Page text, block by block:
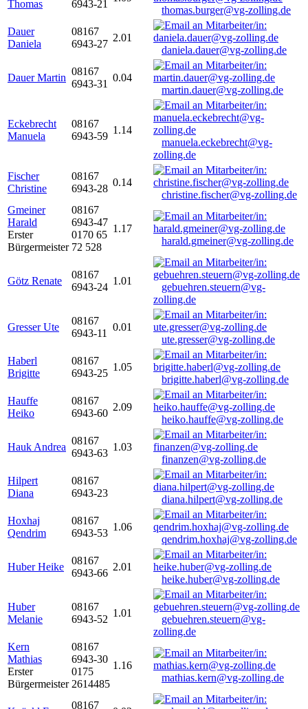
Thomas
6943-21
thomas.burger@vg-zolling.de
Dauer
Daniela
08167
6943-27
2.01
daniela.dauer@vg-zolling.de
Dauer Martin
08167
6943-31
0.04
martin.dauer@vg-zolling.de
Eckebrecht
Manuela
08167
6943-59
1.14
manuela.eckebrecht@vg-
zolling.de
Fischer
Christine
08167
6943-28
0.14
christine.fischer@vg-zolling.de
Gmeiner
Harald
Erster
Bürgermeister
08167
6943-47
0170 65
72 528
1.17
harald.gmeiner@vg-zolling.de
Götz Renate
08167
6943-24
1.01
gebuehren.steuern@vg-
zolling.de
Gresser Ute
08167
6943-11
0.01
ute.gresser@vg-zolling.de
Haberl
Brigitte
08167
6943-25
1.05
brigitte.haberl@vg-zolling.de
Hauffe
Heiko
08167
6943-60
2.09
heiko.hauffe@vg-zolling.de
Hauk Andrea
08167
6943-63
1.03
finanzen@vg-zolling.de
Hilpert
Diana
08167
6943-23
diana.hilpert@vg-zolling.de
Hoxhaj
Qendrim
08167
6943-53
1.06
qendrim.hoxhaj@vg-zolling.de
Huber Heike
08167
6943-66
2.01
heike.huber@vg-zolling.de
Huber
Melanie
08167
6943-52
1.01
gebuehren.steuern@vg-
zolling.de
Kern
Mathias
Erster
Bürgermeister
08167
6943-30
0175
2614485
1.16
mathias.kern@vg-zolling.de
08167